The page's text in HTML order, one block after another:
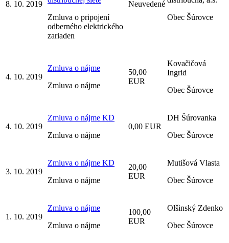
8. 10. 2019
Zmluva o pripojení
odberného elektrického
zariaden
Neuvedené
Obec Šúrovce
4. 10. 2019
Zmluva o nájme
Zmluva o nájme
50,00
EUR
Kovačičová
Ingrid
Obec Šúrovce
4. 10. 2019
Zmluva o nájme KD
Zmluva o nájme
0,00 EUR
DH Šúrovanka
Obec Šúrovce
3. 10. 2019
Zmluva o nájme KD
Zmluva o nájme
20,00
EUR
Mutišová Vlasta
Obec Šúrovce
1. 10. 2019
Zmluva o nájme
Zmluva o nájme
100,00
EUR
Olšinský Zdenko
Obec Šúrovce